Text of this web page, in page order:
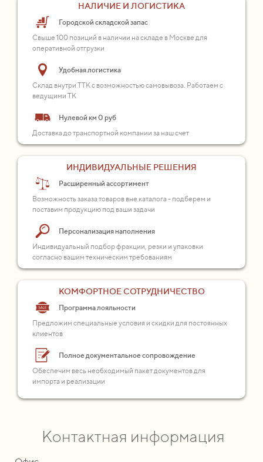
НАЛИЧИЕ И ЛОГИСТИКА
Городской складской запас
Свыше 100 позиций в наличии на складе в Москве для
оперативной отгрузки
Удобная логистика
Склад внутри ТТК с возможностью самовывоза. Работаем с
ведущими ТК
Нулевой км 0 руб
Доставка до транспортной компании за наш счет
ИНДИВИДУАЛЬНЫЕ РЕШЕНИЯ
Расширенный ассортимент
Возможность заказа товаров вне каталога - подберем и
поставим продукцию под ваши задачи
Персонализация наполнения
Индивидуальный подбор фракции, резки и упаковки
согласно вашим техническим требованиям
КОМФОРТНОЕ СОТРУДНИЧЕСТВО
Программа лояльности
Предложим специальные условия и скидки для постоянных
клиентов
Полное документальное сопровождение
Обеспечим весь необходимый пакет документов для
импорта и реализации
Контактная информация